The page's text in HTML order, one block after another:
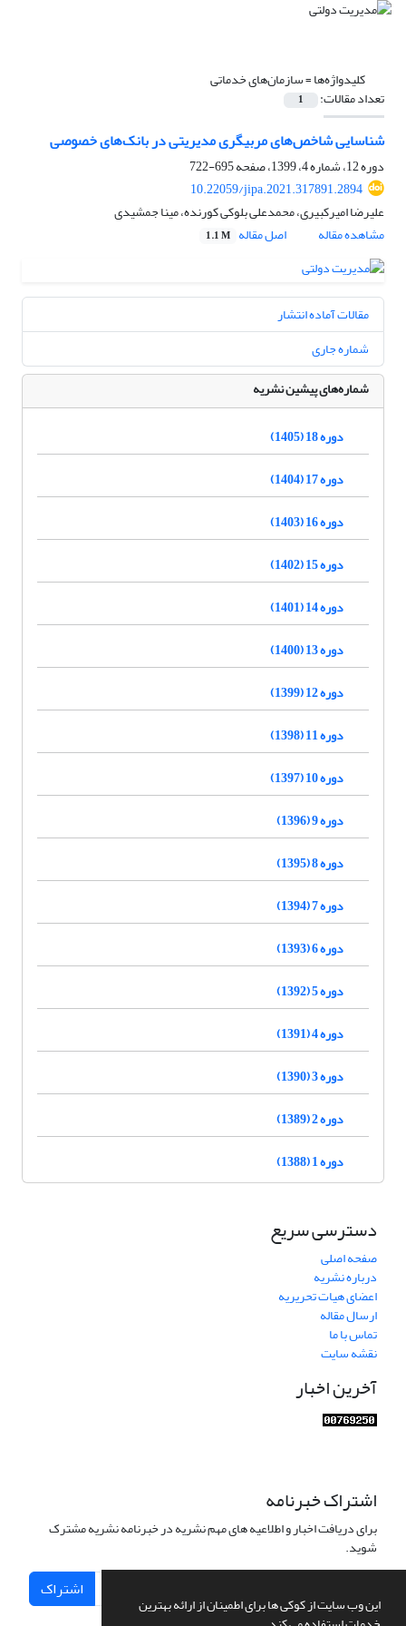
این وب سایت از کوکی ها برای اطمینان از ارائه بهترین
کلیدواژه‌ها =سازمان‌های خدماتی
تعداد مقالات: 1
شناسایی شاخص‌های مربیگری مدیریتی در بانک‌های خصوصی
دوره 12، شماره 4، 1399، صفحه
695-722
10.22059/jipa.2021.317891.2894
علیرضا امیرکبیری، محمدعلی بلوکی کورنده، مینا جمشیدی
مشاهده مقاله
اصل مقاله 1.1 M
مقالات آماده انتشار
شماره جاری
شماره‌های پیشین نشریه
دوره 18 (1405)
دوره 17 (1404)
دوره 16 (1403)
دوره 15 (1402)
دوره 14 (1401)
دوره 13 (1400)
دوره 12 (1399)
دوره 11 (1398)
دوره 10 (1397)
دوره 9 (1396)
دوره 8 (1395)
دوره 7 (1394)
دوره 6 (1393)
دوره 5 (1392)
دوره 4 (1391)
دوره 3 (1390)
دوره 2 (1389)
دوره 1 (1388)
دسترسی سریع
صفحه اصلی
درباره نشریه
اعضای هیات تحریریه
ارسال مقاله
تماس با ما
نقشه سایت
آخرین اخبار
اشتراک خبرنامه
برای دریافت اخبار و اطلاعیه های مهم نشریه در خبرنامه نشریه مشترک
شوید.
اشتراک